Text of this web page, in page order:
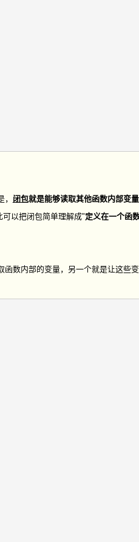
闭包就是能够读取其他函数内部变
以把闭包简单理解成"定义在一个函
数内部的变量，另一个就是让这些变